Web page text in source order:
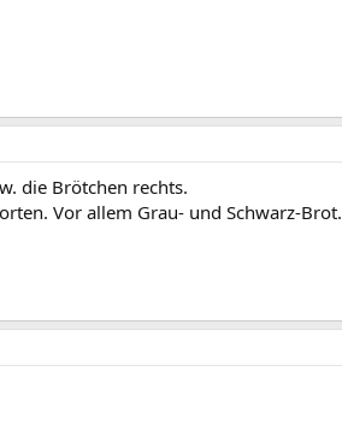
die Brötchen rechts.
Vor allem Grau- und Schwarz-Brot.